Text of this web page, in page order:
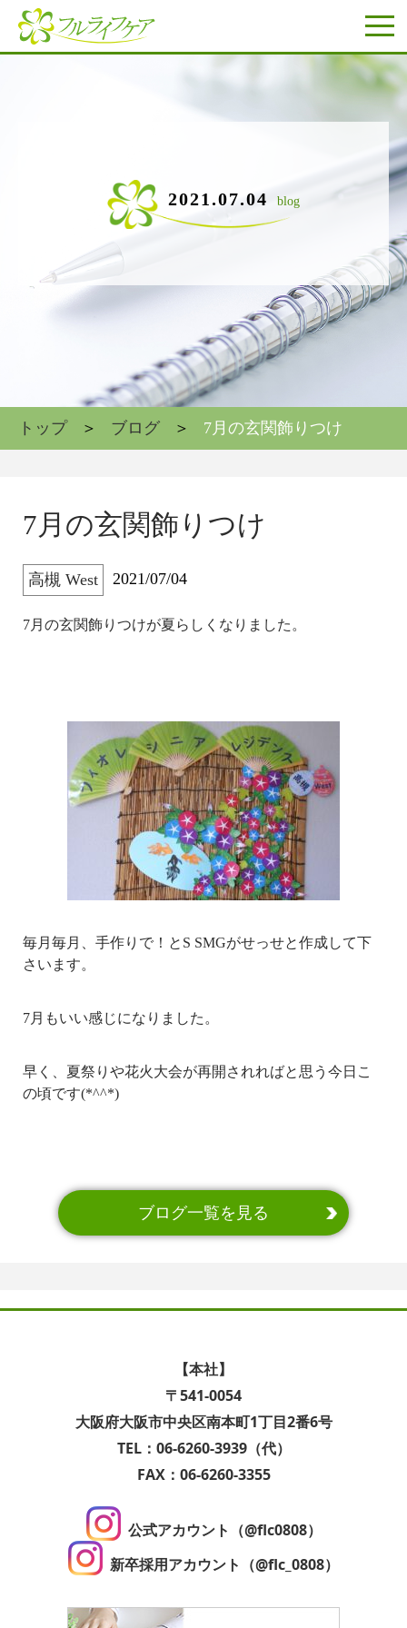
2021.07.04 blog
トップ ブログ 7月の玄関飾りつけ
7月の玄関飾りつけ
高槻 West 2021/07/04
7月の玄関飾りつけが夏らしくなりました。
毎月毎月、手作りで！とS SMGがせっせと作成して下
さいます。
7月もいい感じになりました。
早く、夏祭りや花火大会が再開されればと思う今日こ
の頃です(*^^*)
ブログ一覧を見る
【本社】
〒541-0054
大阪府大阪市中央区南本町1丁目2番6号
TEL：06-6260-3939（代）
FAX：06-6260-3355
公式アカウント（@flc0808）
新卒採用アカウント（@flc_0808）